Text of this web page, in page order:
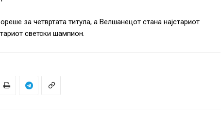
за четвртата титула, а Велшанецот стана најстариот
светски шампион.